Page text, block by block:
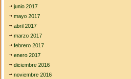
junio 2017
mayo 2017
abril 2017
marzo 2017
febrero 2017
enero 2017
diciembre 2016
noviembre 2016